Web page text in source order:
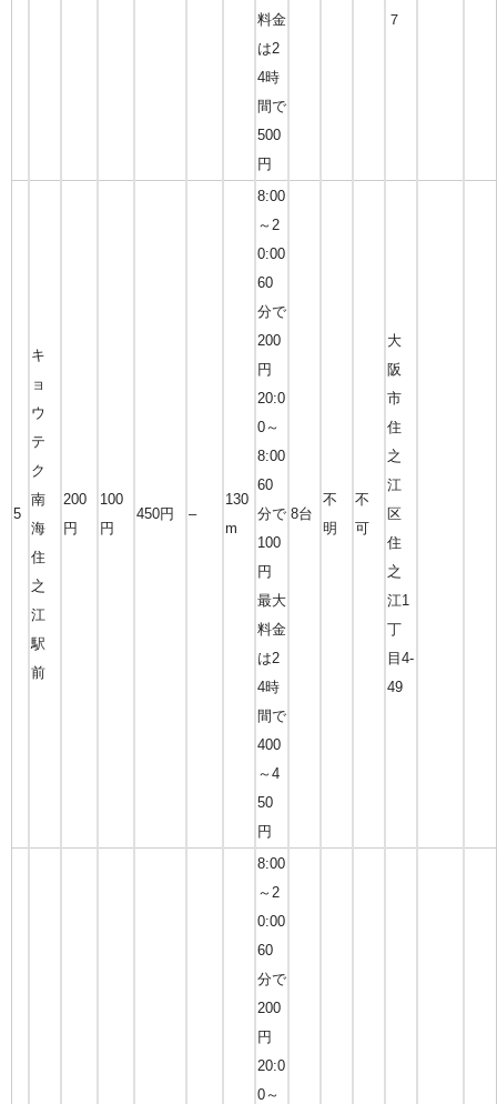
料金
は2
4時
間で
500
円
７
5
キ
ョ
ウ
テ
ク
南
海
住
之
江
駅
前
200
円
100
円
450円 –
130
m
8:00
～2
0:00
60
分で
200
円
20:0
0～
8:00
60
分で
100
円
最大
料金
は2
4時
間で
400
～4
50
円
8台
不
明
不
可
大
阪
市
住
之
江
区
住
之
江1
丁
目4-
49
8:00
～2
0:00
60
分で
200
円
20:0
0～